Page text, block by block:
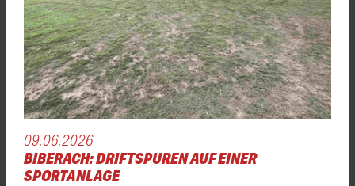
09.06.2026
BIBERACH: DRIFTSPUREN AUF EINER
SPORTANLAGE